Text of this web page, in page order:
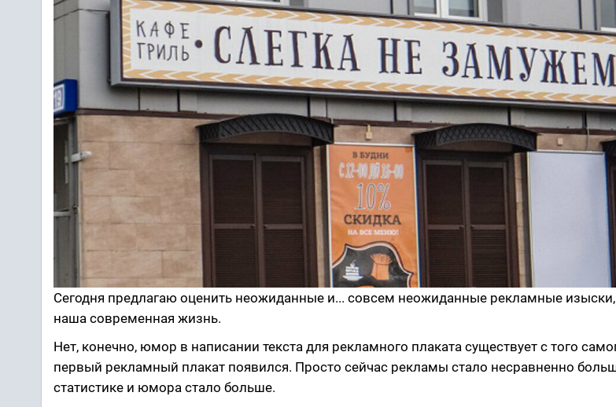
Сегодня предлагаю оценить неожиданные и... совсем неожиданные рекламные изыски,
наша современная жизнь.
Нет, конечно, юмор в написании текста для рекламного плаката существует с того
первый рекламный плакат появился. Просто сейчас рекламы стало несравненно
статистике и юмора стало больше.